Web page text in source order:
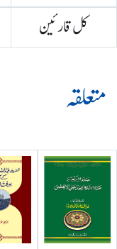
کل قارئین
متعلقہ